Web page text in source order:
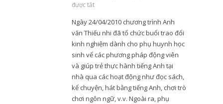
được tắt
Ngày 24/04/2010 chương trình Anh
văn Thiếu nhi đã tổ chức buổi trao đổi
kinh nghiệm dành cho phụ huynh học
sinh vể các phương pháp động viên
và giúp trẻ thực hành tiếng Anh tại
nhà qua các hoạt động như đọc sách,
kể chuyện, hát bằng tiếng Anh, chơi trò
chơi ngôn ngữ, v.v. Ngoài ra, phụ